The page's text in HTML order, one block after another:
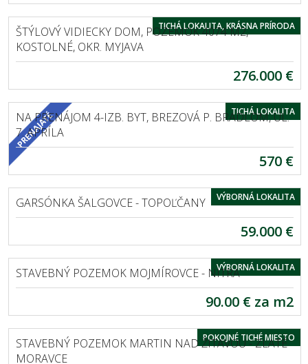
TICHÁ LOKALITA, KRÁSNA PRÍRODA
ŠTÝLOVÝ VIDIECKY DOM, POZEMOK 4074 M2,
KOSTOLNÉ, OKR. MYJAVA
276.000 €
TICHÁ LOKALITA
EXKLUZÍVNE
NA PRENÁJOM 4-IZB. BYT, BREZOVÁ P. BRADLOM, UL.
7. APRÍLA
570 €
VÝBORNÁ LOKALITA
EXKLUZÍVNE
GARSÓNKA ŠALGOVCE - TOPOĽČANY
59.000 €
VÝBORNÁ LOKALITA
EXKLUZÍVNE
STAVEBNÝ POZEMOK MOJMÍROVCE - NITRA
90.00 € za m2
POKOJNÉ TICHÉ MIESTO
STAVEBNÝ POZEMOK MARTIN NAD ŽITAVOU - ZLATÉ
MORAVCE